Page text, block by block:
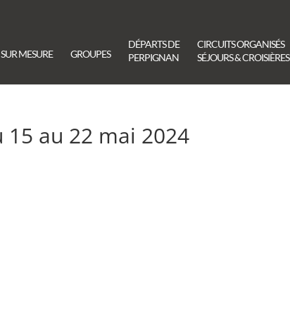
SUR MESURE GROUPES
DÉPARTS DE
PERPIGNAN
CIRCUITS ORGANISÉS
SÉJOURS & CROISIÈRES
au 22 mai 2024